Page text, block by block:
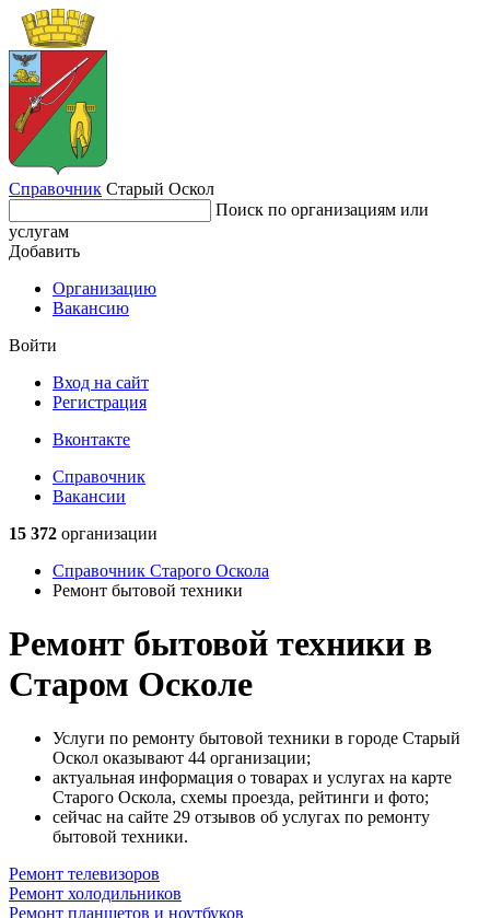
Справочник Старый Оскол
Поиск по организациям или
услугам
Добавить
Организацию
Вакансию
Войти
Вход на сайт
Регистрация
Вконтакте
Справочник
Вакансии
15 372 организации
Справочник Старого Оскола
Ремонт бытовой техники
Ремонт бытовой техники в
Старом Осколе
Услуги по ремонту бытовой техники в городе Старый
Оскол оказывают 44 организации;
актуальная информация о товарах и услугах на карте
Старого Оскола, схемы проезда, рейтинги и фото;
сейчас на сайте 29 отзывов об услугах по ремонту
бытовой техники.
Ремонт телевизоров
Ремонт холодильников
Ремонт планшетов и ноутбуков